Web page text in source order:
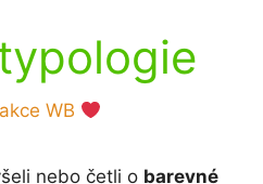
WB
nebo četli o barevné